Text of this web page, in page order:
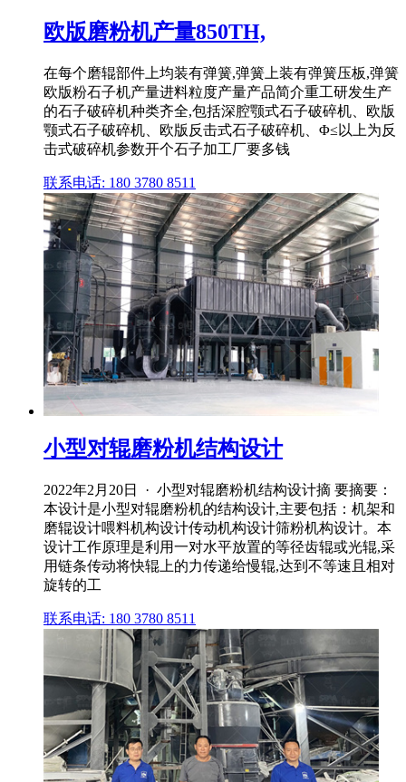
欧版磨粉机产量850TH,
在每个磨辊部件上均装有弹簧,弹簧上装有弹簧压板,弹簧
欧版粉石子机产量进料粒度产量产品简介重工研发生产
的石子破碎机种类齐全,包括深腔颚式石子破碎机、欧版
颚式石子破碎机、欧版反击式石子破碎机、Φ≤以上为反
击式破碎机参数开个石子加工厂要多钱
联系电话: 180 3780 8511
小型对辊磨粉机结构设计
2022年2月20日 · 小型对辊磨粉机结构设计摘 要摘要：
本设计是小型对辊磨粉机的结构设计,主要包括：机架和
磨辊设计喂料机构设计传动机构设计筛粉机构设计。本
设计工作原理是利用一对水平放置的等径齿辊或光辊,采
用链条传动将快辊上的力传递给慢辊,达到不等速且相对
旋转的工
联系电话: 180 3780 8511